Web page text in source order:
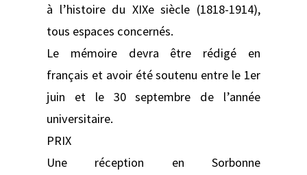
à l’histoire du XIXe siècle (1818-1914),
tous espaces concernés.
Le mémoire devra être rédigé en
français et avoir été soutenu entre le 1er
juin et le 30 septembre de l’année
universitaire.
PRIX
Une réception en Sorbonne